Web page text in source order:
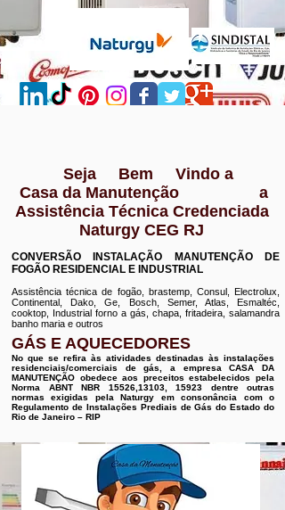
Seja Bem Vindo a
Casa da Manutenção a
Assistência Técnica Credenciada
Naturgy CEG RJ
CONVERSÃO INSTALAÇÃO MANUTENÇÃO DE
FOGÃO RESIDENCIAL E INDUSTRIAL
Assistência técnica de fogão, brastemp, Consul, Electrolux,
Continental, Dako, Ge, Bosch, Semer, Atlas, Esmaltéc,
cooktop, Industrial forno a gás, chapa, fritadeira, salamandra
banho maria e outros
GÁS E AQUECEDORES
No que se refira às atividades destinadas às instalações
residenciais/comerciais de gás, a empresa CASA DA
MANUTENÇÃO obedece aos preceitos estabelecidos pela
Norma ABNT NBR 15526,13103, 15923 dentre outras
normas exigidas pela Naturgy em consonância com o
Regulamento de Instalações Prediais de Gás do Estado do
Rio de Janeiro – RIP